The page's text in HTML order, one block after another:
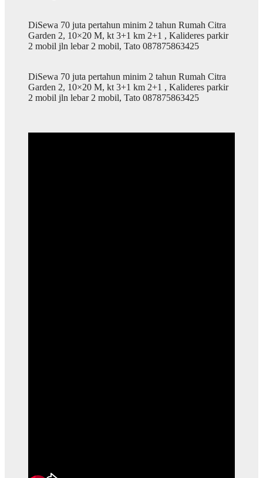
DiSewa 70 juta pertahun minim 2 tahun Rumah Citra
Garden 2, 10×20 M, kt 3+1 km 2+1 , Kalideres parkir
2 mobil jln lebar 2 mobil, Tato 087875863425
DiSewa 70 juta pertahun minim 2 tahun Rumah Citra
Garden 2, 10×20 M, kt 3+1 km 2+1 , Kalideres parkir
2 mobil jln lebar 2 mobil, Tato 087875863425